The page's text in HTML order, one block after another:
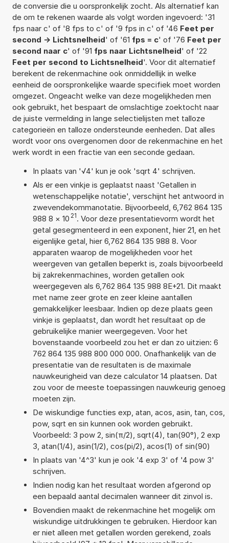
de conversie die u oorspronkelijk zocht. Als alternatief kan
de om te rekenen waarde als volgt worden ingevoerd: '31
fps naar c' of '8 fps to c' of '9 fps in c' of '46 Feet per
second -> Lichtsnelheid' of '61 fps = c' of '76 Feet per
second naar c' of '91 fps naar Lichtsnelheid' of '22
Feet per second to Lichtsnelheid'. Voor dit alternatief
berekent de rekenmachine ook onmiddellijk in welke
eenheid de oorspronkelijke waarde specifiek moet worden
omgezet. Ongeacht welke van deze mogelijkheden men
ook gebruikt, het bespaart de omslachtige zoektocht naar
de juiste vermelding in lange selectielijsten met talloze
categorieën en talloze ondersteunde eenheden. Dat alles
wordt voor ons overgenomen door de rekenmachine en het
werk wordt in een fractie van een seconde gedaan.
In plaats van '√4' kun je ook 'sqrt 4' schrijven.
Als er een vinkje is geplaatst naast 'Getallen in
wetenschappelijke notatie', verschijnt het antwoord in
zwevendekommanotatie. Bijvoorbeeld, 6,762 864 135
988 8 × 10 21. Voor deze presentatievorm wordt het
getal gesegmenteerd in een exponent, hier 21, en het
eigenlijke getal, hier 6,762 864 135 988 8. Voor
apparaten waarop de mogelijkheden voor het
weergeven van getallen beperkt is, zoals bijvoorbeeld
bij zakrekenmachines, worden getallen ook
weergegeven als 6,762 864 135 988 8E+21. Dit maakt
met name zeer grote en zeer kleine aantallen
gemakkelijker leesbaar. Indien op deze plaats geen
vinkje is geplaatst, dan wordt het resultaat op de
gebruikelijke manier weergegeven. Voor het
bovenstaande voorbeeld zou het er dan zo uitzien: 6
762 864 135 988 800 000 000. Onafhankelijk van de
presentatie van de resultaten is de maximale
nauwkeurigheid van deze calculator 14 plaatsen. Dat
zou voor de meeste toepassingen nauwkeurig genoeg
moeten zijn.
De wiskundige functies exp, atan, acos, asin, tan, cos,
pow, sqrt en sin kunnen ook worden gebruikt.
Voorbeeld: 3 pow 2, sin(π/2), sqrt(4), tan(90°), 2 exp
3, atan(1/4), asin(1/2), cos(pi/2), acos(1) of sin(90)
In plaats van '4^3' kun je ook '4 exp 3' of '4 pow 3'
schrijven.
Indien nodig kan het resultaat worden afgerond op
een bepaald aantal decimalen wanneer dit zinvol is.
Bovendien maakt de rekenmachine het mogelijk om
wiskundige uitdrukkingen te gebruiken. Hierdoor kan
er niet alleen met getallen worden gerekend, zoals